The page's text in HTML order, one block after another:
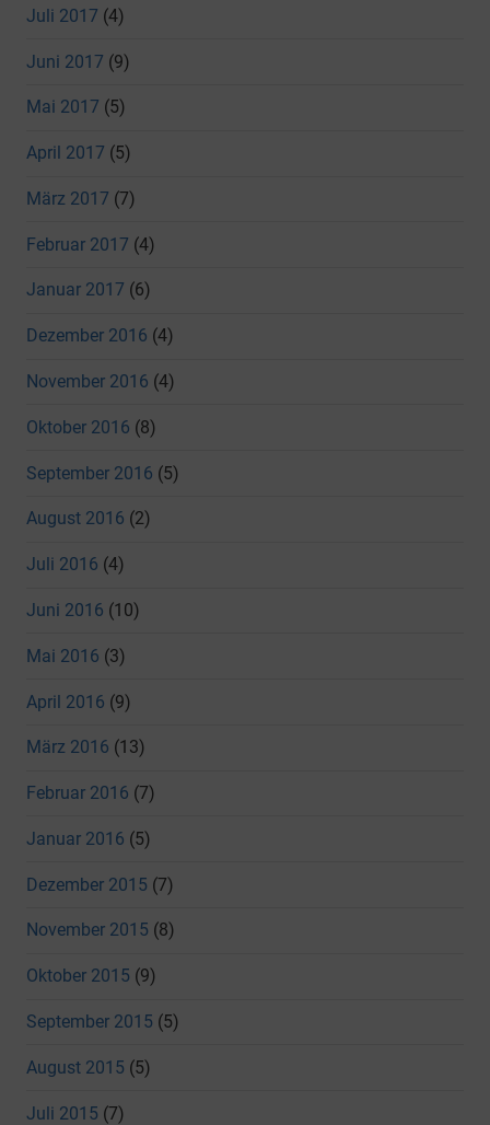
Juli 2017 (4)
Juni 2017 (9)
Mai 2017 (5)
April 2017 (5)
März 2017 (7)
Februar 2017 (4)
Januar 2017 (6)
Dezember 2016 (4)
November 2016 (4)
Oktober 2016 (8)
September 2016 (5)
August 2016 (2)
Juli 2016 (4)
Juni 2016 (10)
Mai 2016 (3)
April 2016 (9)
März 2016 (13)
Februar 2016 (7)
Januar 2016 (5)
Dezember 2015 (7)
November 2015 (8)
Oktober 2015 (9)
September 2015 (5)
August 2015 (5)
Juli 2015 (7)